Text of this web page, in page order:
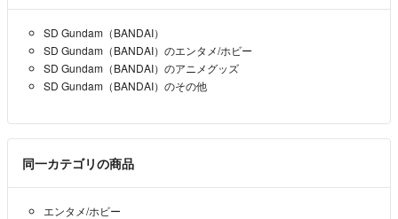
SD Gundam（BANDAI）
SD Gundam（BANDAI）のエンタメ/ホビー
SD Gundam（BANDAI）のアニメグッズ
SD Gundam（BANDAI）のその他
同一カテゴリの商品
エンタメ/ホビー